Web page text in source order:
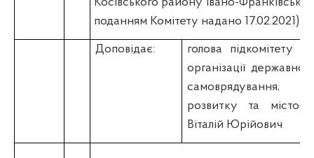
поданням Комітету надано 17.02.2021)
Доповідає: голова підкомітету
організації
самоврядування,
розвитку та
Віталій Юрійович